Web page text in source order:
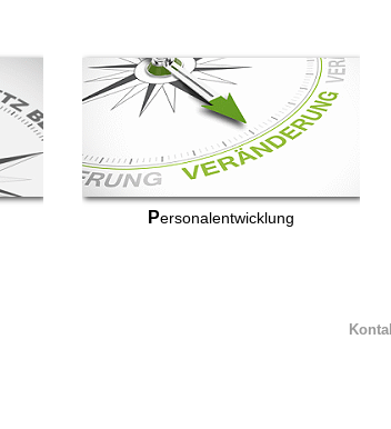
Personalentwicklung